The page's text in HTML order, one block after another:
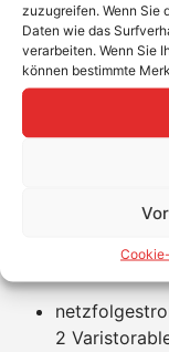
zuzugreifen. Wenn Sie
Daten wie das
verarbeiten. Wenn Sie
können bestimmte
534, Gebäude
Bewährter
Varistorableiter.
Neutral- und
2